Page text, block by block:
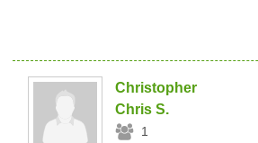
Christopher
Chris S.
1